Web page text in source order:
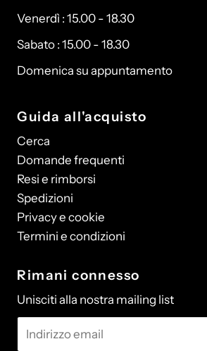
Venerdì : 15.00 - 18.30
Sabato : 15.00 - 18.30
Domenica su appuntamento
Guida all'acquisto
Cerca
Domande frequenti
Resi e rimborsi
Spedizioni
Privacy e cookie
Termini e condizioni
Rimani connesso
Unisciti alla nostra mailing list